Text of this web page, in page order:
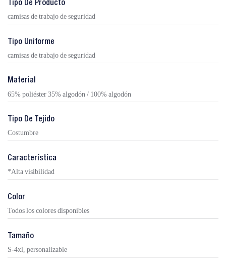
Tipo De Producto
camisas de trabajo de seguridad
Tipo Uniforme
camisas de trabajo de seguridad
Material
65% poliéster 35% algodón / 100% algodón
Tipo De Tejido
Costumbre
Característica
*Alta visibilidad
Color
Todos los colores disponibles
Tamaño
S-4xl, personalizable